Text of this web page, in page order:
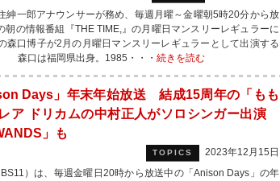
紳一郎アナウンサーが務め、毎週月曜～金曜朝5時20分から放
朝の情報番組『THE TIME,』の月曜日マンスリーレギュラーに
森口博子が2月の月曜日マンスリーレギュラーとして出演する
森口は福岡県出身。1985・・・ 続きを読む
Days」年末年始放送 結成15周年の「もも
ドリカムの中村正人がソロシンガー出演
」も
TOPICS
2023年12月15日
）は、毎週金曜日20時から放送中の「Anison Days」の年